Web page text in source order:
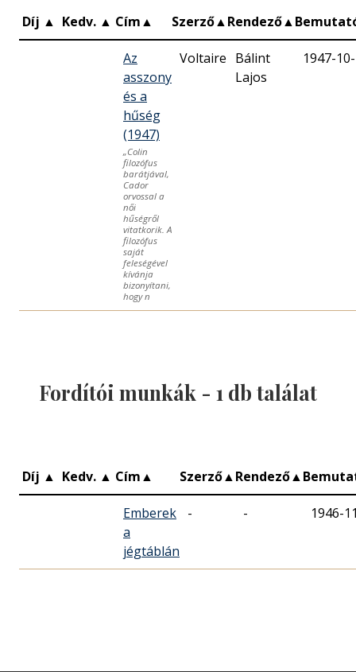
Díj ▲ Kedv. ▲ Cím▲ Szerző▲Rendező▲
Az
asszony
és a
hűség
(1947)
„Colin
filozófus
barátjával,
Cador
orvossal a
női
hűségről
vitatkorik. A
filozófus
saját
feleségével
kívánja
bizonyítani,
hogy n
Voltaire Bálint
Lajos
1947-
Fordítói munkák - 1 db találat
Díj ▲ Kedv. ▲ Cím▲ Szerző▲Rendező▲
Emberek
a
jégtáblán
- - 1946-